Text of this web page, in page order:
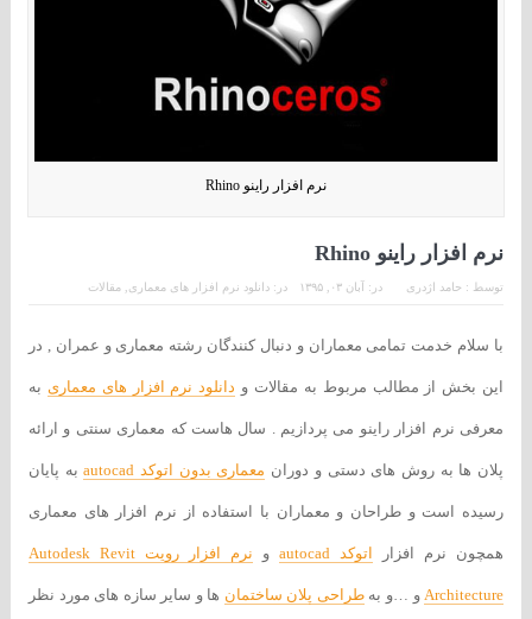
نرم افزار راینو Rhino
نرم افزار راینو Rhino
توسط : حامد اژدری در: آبان ۰۳, ۱۳۹۵ در: دانلود نرم افزار های معماری مقالات
با سلام خدمت تمامی معماران و دنبال کنندگان رشته معماری و عمران , در
این بخش از مطالب مربوط به مقالات و دانلود نرم افزار های معماری به
معرفی نرم افزار راینو می پردازیم . سال هاست که معماری سنتی و ارائه
پلان ها به روش های دستی و دوران معماری بدون اتوکد autocad به پایان
رسیده است و طراحان و معماران با استفاده از نرم افزار های معماری
همچون نرم افزار اتوکد autocad و نرم افزار رویت Autodesk Revit
Architecture و …و بهطراحی پلان ساختمان ها و سایر سازه های مورد نظر